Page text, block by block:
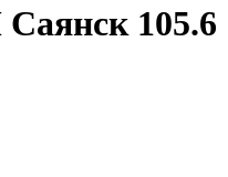
105.6